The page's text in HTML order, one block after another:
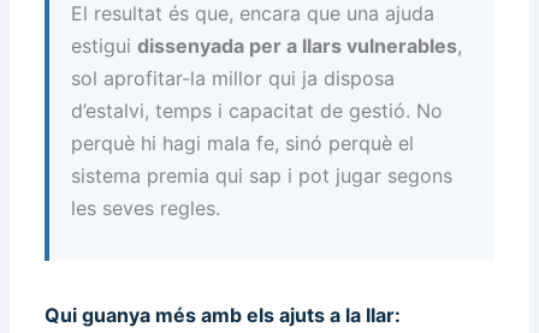
El resultat és que, encara que una ajuda
estigui dissenyada per a llars vulnerables,
sol aprofitar-la millor qui ja disposa
d’estalvi, temps i capacitat de gestió. No
perquè hi hagi mala fe, sinó perquè el
sistema premia qui sap i pot jugar segons
les seves regles.
Qui guanya més amb els ajuts a la llar: